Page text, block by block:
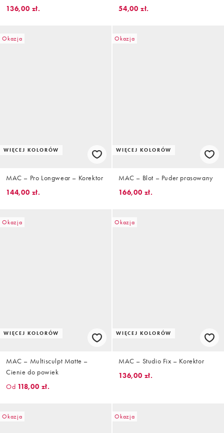
godzinnej trwałości
136,00 zł.
54,00 zł.
Okazja
WIĘCEJ KOLORÓW
MAC – Pro Longwear – Korektor
144,00 zł.
Okazja
WIĘCEJ KOLORÓW
MAC – Blot – Puder prasowany
166,00 zł.
Okazja
WIĘCEJ KOLORÓW
MAC – Multisculpt Matte –
Cienie do powiek
Od 118,00 zł.
Okazja
WIĘCEJ KOLORÓW
MAC – Studio Fix – Korektor
136,00 zł.
Okazja Okazja